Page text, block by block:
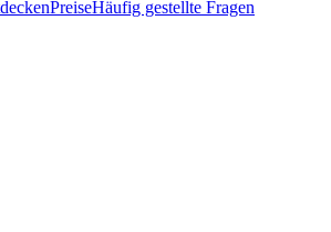
PreiseHäufig gestellte Fragen